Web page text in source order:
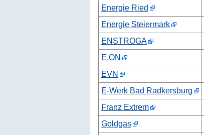
Energie Ried
Energie Steiermark
ENSTROGA
E.ON
EVN
E-Werk Bad Radkersburg
Franz Extrem
Goldgas